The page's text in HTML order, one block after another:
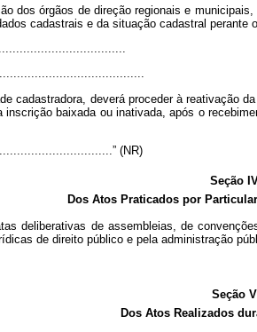
dos órgãos de direção regionais e
cadastrais e da situação cadastral perante
cadastradora, deverá proceder à reativação
baixada ou inativada, após o
(NR)
Seção
Dos Atos Praticados por
deliberativas de assembleias, de
de direito público e pela administração
Seção V
Dos Atos Realizados